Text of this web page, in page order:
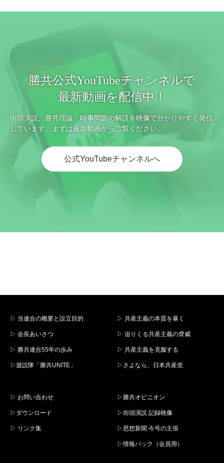
勝共公式YouTubeチャンネルで
最新動画を配信中！
街頭演説、勝共理論、時事問題の解説を映像で分かりやすく発信
しています。まずは最新動画からご覧ください。
公式YouTubeチャンネルへ
▷ 当連合の概要と設立目的
▷ 会長あいさつ
▷ 勝共連合55年の歩み
▷遊説隊「勝共UNITE」
▷ 共産主義の本質を暴く
▷ 迫りくる共産主義の脅威
▷ 共産主義を克服する
▷さよなら、日本共産党
▷ お問い合わせ
▷ダウンロード
▷ リンク集
▷勝共オピニオン
▷街頭演説 記録映像
▷思想新聞 今号の主張
▷情報パック（会員用）